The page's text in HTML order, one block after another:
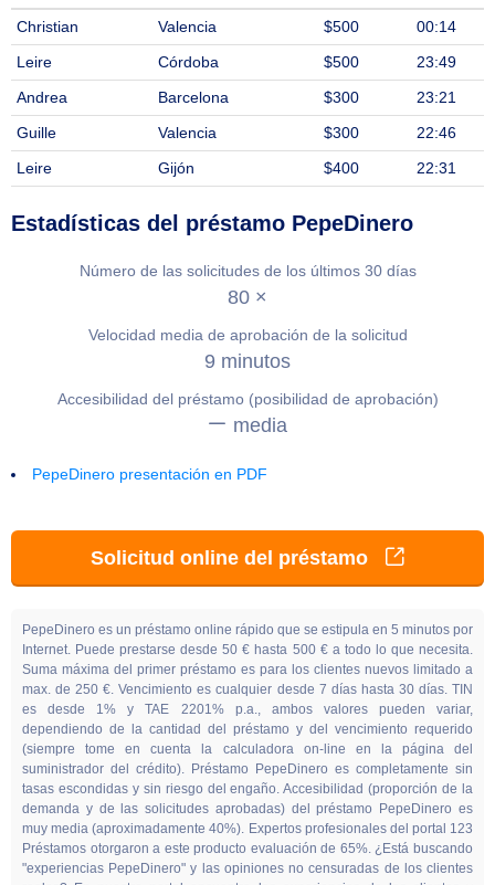
Christian Valencia $500
00:14
Leire
Córdoba $500
23:49
Andrea
Barcelona $300
23:21
Guille
Valencia $300
22:46
Leire
Gijón $400 22:31
Estadísticas del préstamo PepeDinero
Número de las solicitudes de los últimos 30 días
80 ×
Velocidad media de aprobación de la solicitud
9 minutos
Accesibilidad del préstamo (posibilidad de aprobación)
media
PepeDinero presentación en PDF
Solicitud online del préstamo
PepeDinero es un préstamo online rápido que se estipula en 5 minutos por
Internet. Puede prestarse desde 50 € hasta 500 € a todo lo que necesita.
Suma máxima del primer préstamo es para los clientes nuevos limitado a
max. de 250 €. Vencimiento es cualquier desde 7 días hasta 30 días. TIN
es desde 1% y TAE 2201% p.a., ambos valores pueden variar,
dependiendo de la cantidad del préstamo y del vencimiento requerido
(siempre tome en cuenta la calculadora on-line en la página del
suministrador del crédito). Préstamo PepeDinero es completamente sin
tasas escondidas y sin riesgo del engaño. Accesibilidad (proporción de la
demanda y de las solicitudes aprobadas) del préstamo PepeDinero es
muy media (aproximadamente 40%). Expertos profesionales del portal 123
Préstamos otorgaron a este producto evaluación de 65%. ¿Está buscando
"experiencias PepeDinero" y las opiniones no censuradas de los clientes